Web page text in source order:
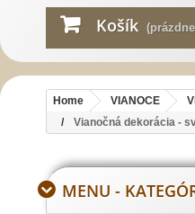
Košík
Home VIANOCE
Vianočná dekorácia -
MENU -